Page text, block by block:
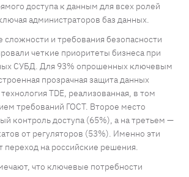
доступа к данным для всех ролей
администраторов баз данных.
и требования безопасности
четкие приоритеты бизнеса при
СУБД. Для 93% опрошенных ключевым
прозрачная защита данных
TDE, реализованная, в том
требований ГОСТ. Второе место
контроль доступа (65%), а на третьем —
от регуляторов (53%). Именно эти
переход на российские решения.
что ключевые потребности